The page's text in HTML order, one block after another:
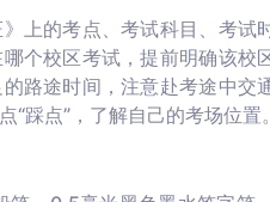
上的考点、考试科目、考试
个校区考试，提前明确该校
路途时间，注意赴考途中交
踩点”，了解自己的考场位置。